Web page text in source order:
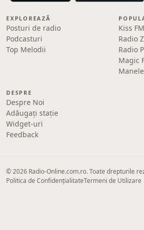
EXPLOREAZĂ
Posturi de radio
Podcasturi
Top Melodii
Kiss FM
Radio
Radio
Magic
DESPRE
Despre Noi
Adăugați stație
Widget-uri
Feedback
© 2026 Radio-Online.com.ro. Toate drepturile
Politica de ConfidențialitateTermeni de Utilizare